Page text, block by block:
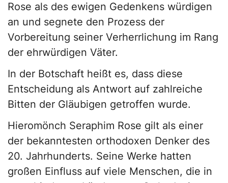
Rose als des ewigen Gedenkens würdigen
an und segnete den Prozess der
Vorbereitung seiner Verherrlichung im Rang
der ehrwürdigen Väter.
In der Botschaft heißt es, dass diese
Entscheidung als Antwort auf zahlreiche
Bitten der Gläubigen getroffen wurde.
Hieromönch Seraphim Rose gilt als einer
der bekanntesten orthodoxen Denker des
20. Jahrhunderts. Seine Werke hatten
großen Einfluss auf viele Menschen, die in